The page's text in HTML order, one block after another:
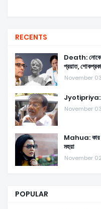
RECENTS
Death:
প্রয়াত,
November
Jyotipriya:
November
Mahua: কার
মহুয়া
November
POPULAR